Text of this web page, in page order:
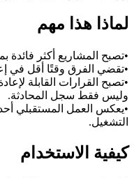
لماذا هذا مهم
•تصبح المشاريع أكثر فائدة
•تقضي الفرق وقتًا أقل في
•تصبح القرارات القابلة
وليس فقط سجل المحادثة.
•يعكس العمل المستقبلي
التشغيل.
كيفية الاستخدام